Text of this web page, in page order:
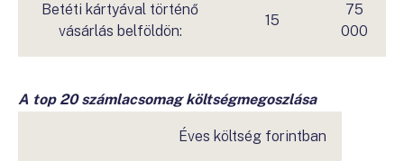
Betéti kártyával történő
vásárlás belföldön:
15
75
000
A top 20 számlacsomag költségmegoszlása
Éves költség forintban